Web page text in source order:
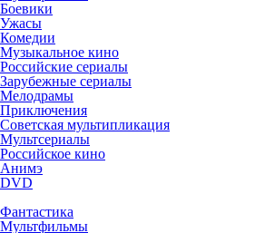
Боевики
Ужасы
Комедии
Музыкальное кино
Российские сериалы
Зарубежные сериалы
Мелодрамы
Приключения
Советская мультипликация
Мультсериалы
Российское кино
Анимэ
DVD
Фантастика
Мультфильмы